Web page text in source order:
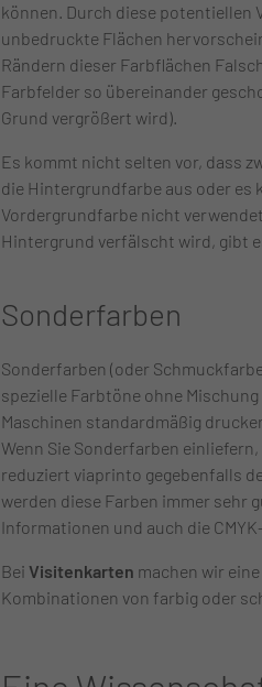
können. Durch diese potentiellen
unbedruckte Flächen
Rändern dieser Farbflächen
Farbfelder so übereinander
Grund vergrößert wird).
Es kommt nicht selten vor, dass
die Hintergrundfarbe aus oder es
Vordergrundfarbe nicht
Hintergrund verfälscht wird, gibt
Sonderfarben
Sonderfarben (oder
spezielle Farbtöne ohne
Maschinen standardmäßig
Wenn Sie Sonderfarben
reduziert viaprinto gegebenfalls
werden diese Farben immer sehr
Informationen und auch die
Bei Visitenkarten machen wir
Kombinationen von farbig oder